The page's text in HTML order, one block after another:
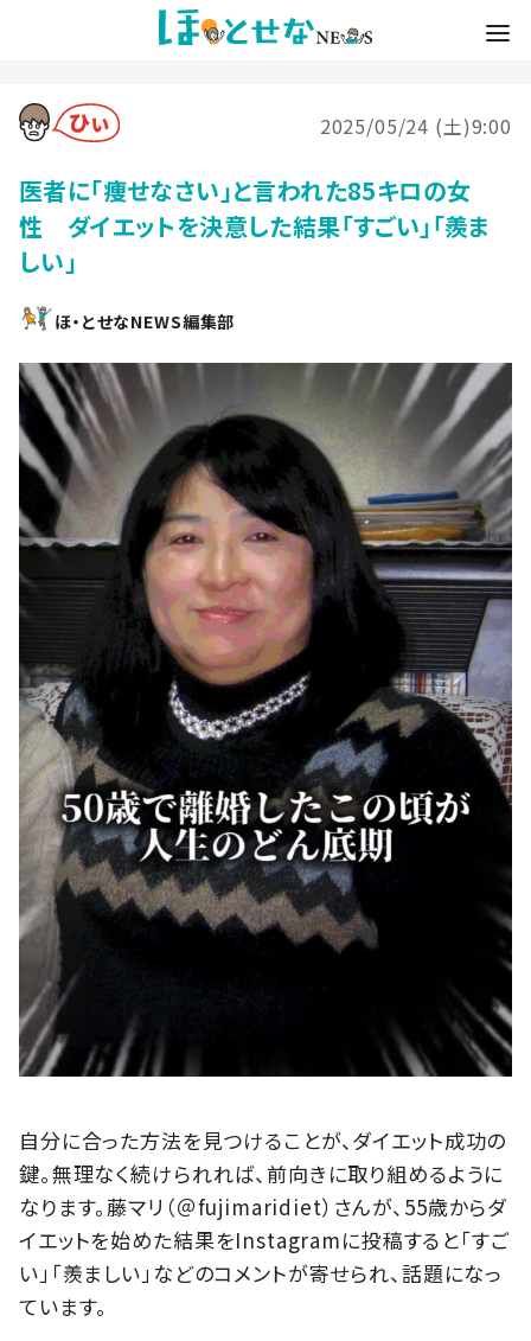
2025/05/24 (土)9:00
医者に「痩せなさい」と言われた85キロの女
性 ダイエットを決意した結果「すごい」「羨ま
しい」
ほ・とせなNEWS編集部
自分に合った方法を見つけることが、ダイエット成功の
鍵。無理なく続けられれば、前向きに取り組めるように
なります。藤マリ（＠fujimaridiet）さんが、55歳からダ
イエットを始めた結果をInstagramに投稿すると「すご
い」「羨ましい」などのコメントが寄せられ、話題になっ
ています。